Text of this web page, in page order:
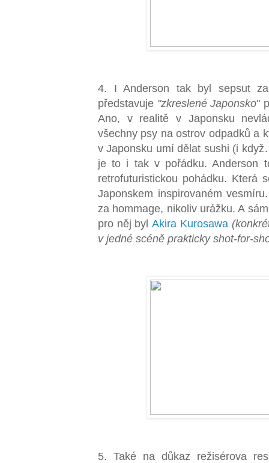
4. I Anderson tak byl sepsut
představuje "zkreslené Japonsko"
Ano, v realitě v Japonsku
všechny psy na ostrov odpadků a
v Japonsku umí dělat sushi (i
je to i tak v pořádku. Anderson
retrofuturistickou pohádku. Která
Japonskem inspirovaném
za hommage, nikoliv urážku. A
pro něj bylAkira Kurosawa
v jedné scéně prakticky shot-for-
5. Také na důkaz režisérova